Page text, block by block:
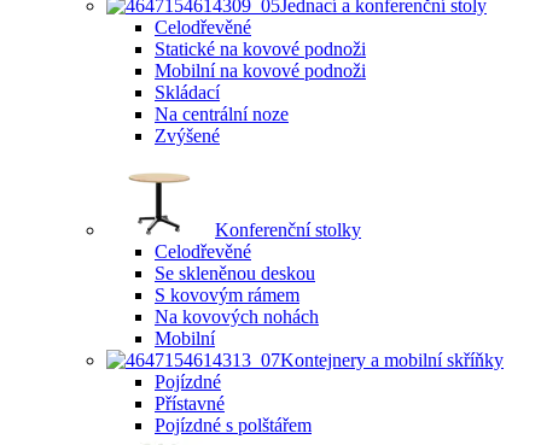
Jednací a konferenční stoly
Celodřevěné
Statické na kovové podnoži
Mobilní na kovové podnoži
Skládací
Na centrální noze
Zvýšené
Konferenční stolky
Celodřevěné
Se skleněnou deskou
S kovovým rámem
Na kovových nohách
Mobilní
Kontejnery a mobilní skříňky
Pojízdné
Přístavné
Pojízdné s polštářem